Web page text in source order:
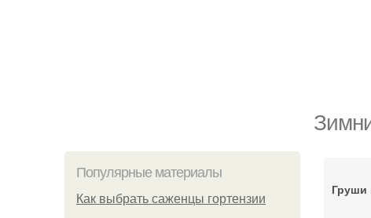
Популярные материалы
Как выбрать саженцы гортензии
Груши